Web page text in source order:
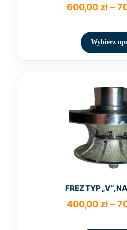
600,00 zł –
Wybierz
FREZ TYP „V”,
400,00 zł –